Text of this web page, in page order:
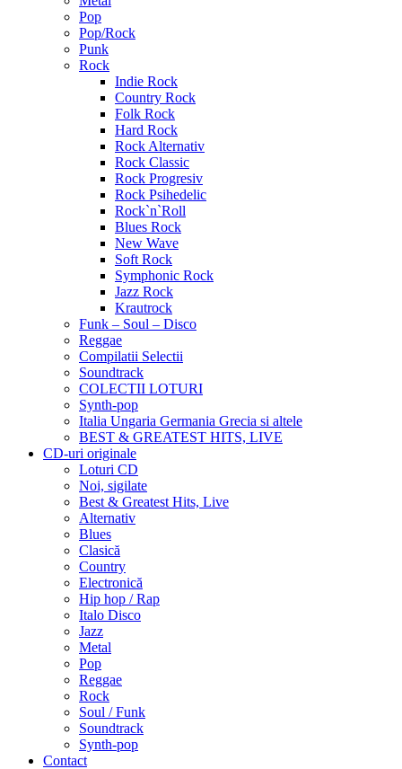
Pop
Pop/Rock
Punk
Rock
Indie Rock
Country Rock
Folk Rock
Hard Rock
Rock Alternativ
Rock Classic
Rock Progresiv
Rock Psihedelic
Rock`n`Roll
Blues Rock
New Wave
Soft Rock
Symphonic Rock
Jazz Rock
Krautrock
Funk – Soul – Disco
Reggae
Compilatii Selectii
Soundtrack
COLECTII LOTURI
Synth-pop
Italia Ungaria Germania Grecia si altele
BEST & GREATEST HITS, LIVE
CD-uri originale
Loturi CD
Noi, sigilate
Best & Greatest Hits, Live
Alternativ
Blues
Clasică
Country
Electronică
Hip hop / Rap
Italo Disco
Jazz
Metal
Pop
Reggae
Rock
Soul / Funk
Soundtrack
Synth-pop
Contact